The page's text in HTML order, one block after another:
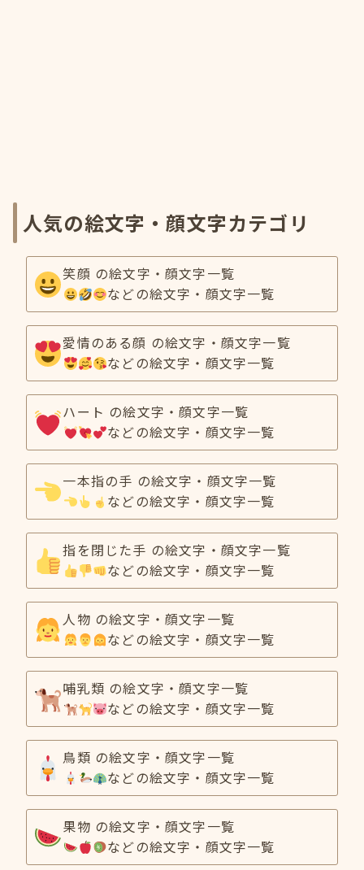
人気の絵文字・顔文字カテゴリ
笑顔 の絵文字・顔文字一覧
などの絵文字・顔文字一覧
愛情のある顔 の絵文字・顔文字一覧
などの絵文字・顔文字一覧
ハート の絵文字・顔文字一覧
などの絵文字・顔文字一覧
一本指の手 の絵文字・顔文字一覧
などの絵文字・顔文字一覧
指を閉じた手 の絵文字・顔文字一覧
などの絵文字・顔文字一覧
人物 の絵文字・顔文字一覧
などの絵文字・顔文字一覧
哺乳類 の絵文字・顔文字一覧
などの絵文字・顔文字一覧
鳥類 の絵文字・顔文字一覧
などの絵文字・顔文字一覧
果物 の絵文字・顔文字一覧
などの絵文字・顔文字一覧